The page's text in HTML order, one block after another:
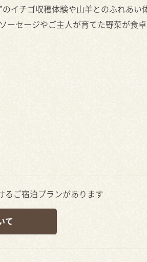
のイチゴ収穫体験や山羊とのふれあ
ーセージやご主人が育てた野菜が食卓
るご宿泊プランがあります
て